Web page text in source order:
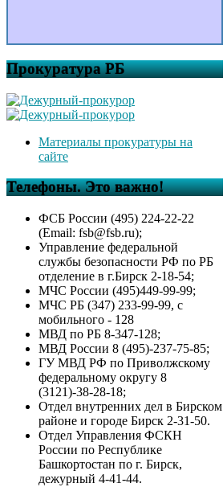
Прокуратура РБ
Материалы прокуратуры на
сайте
Телефоны. Это важно!
ФСБ России (495) 224-22-22
(Email: fsb@fsb.ru);
Управление федеральной
службы безопасности РФ по РБ
отделение в г.Бирск 2-18-54;
МЧС России (495)449-99-99;
МЧС РБ (347) 233-99-99, с
мобильного - 128
МВД по РБ 8-347-128;
МВД России 8 (495)-237-75-85;
ГУ МВД РФ по Приволжскому
федеральному округу 8
(3121)-38-28-18;
Отдел внутренних дел в Бирском
районе и городе Бирск 2-31-50.
Отдел Управления ФСКН
России по Республике
Башкортостан по г. Бирск,
дежурный 4-41-44.